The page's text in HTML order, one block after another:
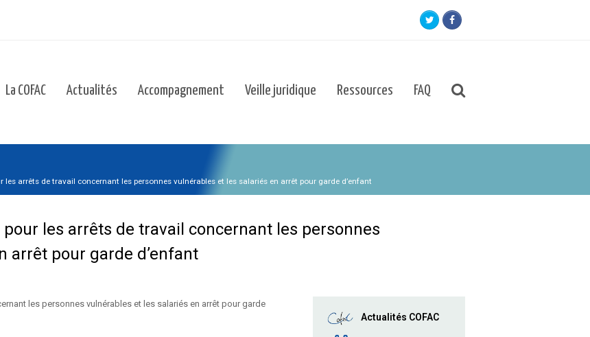
TwitterFacebook
La COFAC Actualités Accompagnement Veille juridique Ressources FAQ
arrêts de travail concernant les personnes vulnérables et les salariés en arrêt pour garde d’enfant
les arrêts de travail concernant les personnes
arrêt pour garde d’enfant
les personnes vulnérables et les salariés en arrêt pour garde
Actualités COFAC